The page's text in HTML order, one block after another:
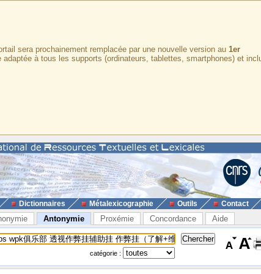
sera prochainement remplacée par une nouvelle version au 1er
à tous les supports (ordinateurs, tablettes, smartphones) et
Dictionnaires Métalexicographie Outils Contact
Antonymie Proxémie Concordance Aide
catégorie :